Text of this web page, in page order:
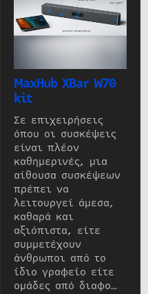
MaxHub XBar W70
kit
Σε επιχειρήσεις
όπου οι συσκέψεις
είναι πλέον
καθημερινές, μια
αίθουσα συσκέψεων
πρέπει να
λειτουργεί άμεσα,
καθαρά και
αξιόπιστα, είτε
συμμετέχουν
άνθρωποι από το
ίδιο γραφείο είτε
ομάδες από διαφο…